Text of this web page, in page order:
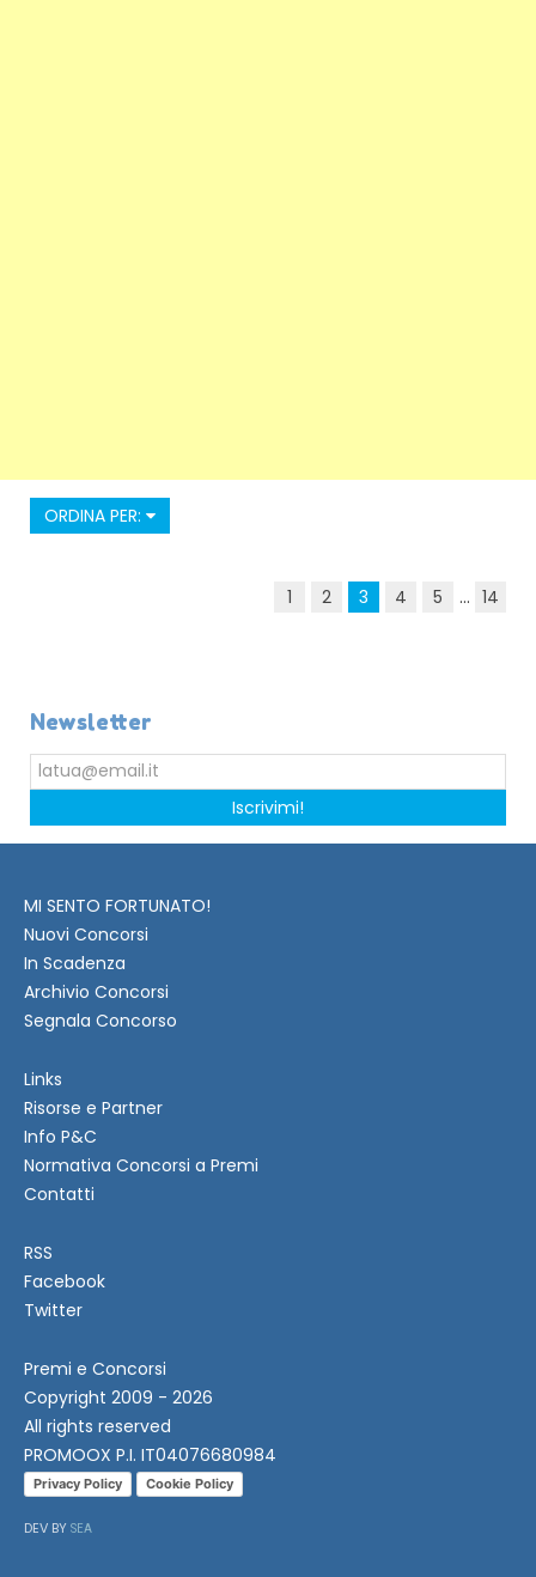
ORDINA PER:
1 2 3 4 5 ... 14
Newsletter
Iscrivimi!
MI SENTO FORTUNATO!
Nuovi Concorsi
In Scadenza
Archivio Concorsi
Segnala Concorso
Links
Risorse e Partner
Info P&C
Normativa Concorsi a Premi
Contatti
RSS
Facebook
Twitter
Premi e Concorsi
Copyright 2009 - 2026
All rights reserved
PROMOOX P.I. IT04076680984
Privacy Policy Cookie Policy
DEV BY SEA